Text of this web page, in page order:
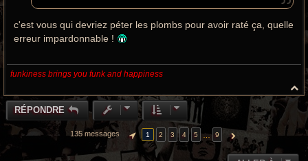
c'est vous qui devriez péter les plombs pour avoir raté ça, quelle
erreur impardonnable !
funkiness brings you funk and happiness
H
a
RÉPONDRE
135 messages PAGE SUR9
1 2 3 4 5 … 9 SUIVANTE